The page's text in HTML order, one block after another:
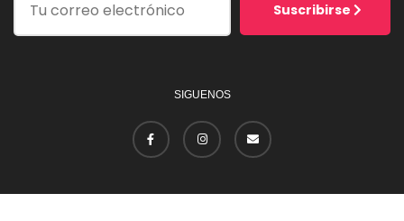
Suscribirse
SIGUENOS